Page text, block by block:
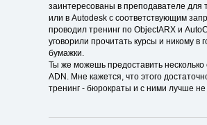
заинтересованы в преподавателе для
или в Autodesk с соответствующим
проводил тренинг по ObjectARX и
уговорили прочитать курсы и никому
бумажки.
Ты же можешь предоставить
ADN. Мне кажется, что этого
тренинг - бюрократы и с ними лучше